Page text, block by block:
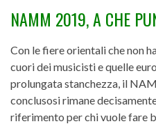
NAMM 2019, A CHE
Con le fiere orientali che non
cuori dei musicisti e quelle
prolungata stanchezza, il
conclusosi rimane
riferimento per chi vuole fare